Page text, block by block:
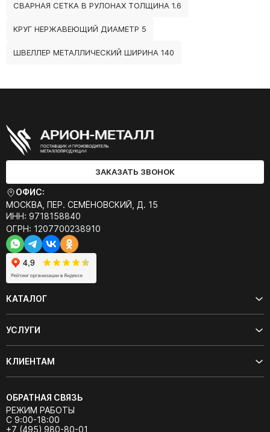
СВАРНАЯ СЕТКА В РУЛОНАХ ТОЛЩИНА 1.6
КРУГ НЕРЖАВЕЮЩИЙ ДИАМЕТР 5
ШВЕЛЛЕР МЕТАЛЛИЧЕСКИЙ ШИРИНА 140
ЗАКАЗАТЬ ЗВОНОК
ОФИС:
МОСКВА, ПЕР. СЕМЁНОВСКИЙ, Д. 15
ИНН: 9718158840
ОГРН: 1207700238910
КАТАЛОГ
УСЛУГИ
КЛИЕНТАМ
ОБРАТНАЯ СВЯЗЬ
РЕЖИМ РАБОТЫ
С 9:00-18:00
+7 (495) 980-80-01